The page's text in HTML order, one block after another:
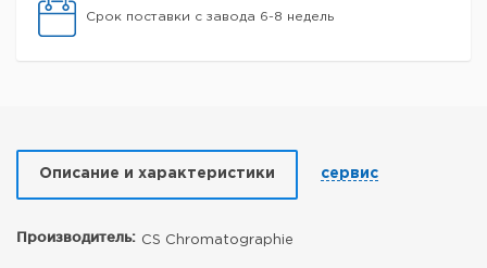
Срок поставки с завода 6-8 недель
Описание и характеристики сервис
Производитель: CS Chromatographie